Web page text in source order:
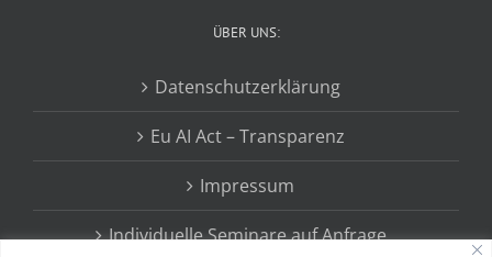
ÜBER UNS:
Datenschutzerklärung
Eu AI Act – Transparenz
Impressum
Individuelle Seminare auf Anfrage